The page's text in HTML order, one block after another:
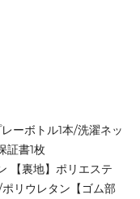
ーボトル1本/洗濯ネッ
証書1枚
【裏地】ポリエステ
リウレタン【ゴム部